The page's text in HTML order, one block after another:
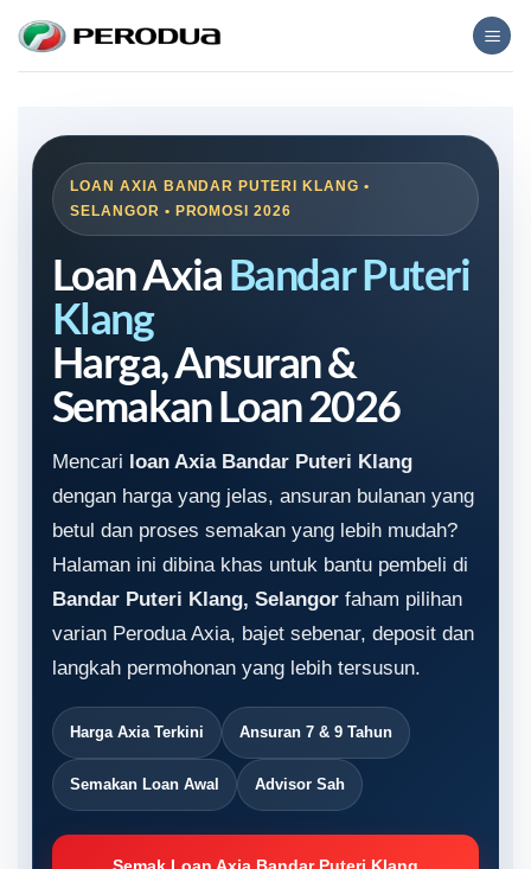
content
LOAN AXIA BANDAR PUTERI KLANG •
SELANGOR • PROMOSI 2026
Loan AxiaBandar Puteri
Klang
Harga, Ansuran &
Semakan Loan 2026
Mencari loan Axia Bandar Puteri Klang
dengan harga yang jelas, ansuran bulanan yang
betul dan proses semakan yang lebih mudah?
Halaman ini dibina khas untuk bantu pembeli di
Bandar Puteri Klang, Selangor faham pilihan
varian Perodua Axia, bajet sebenar, deposit dan
langkah permohonan yang lebih tersusun.
Harga Axia Terkini Ansuran 7 & 9 Tahun
Semakan Loan Awal Advisor Sah